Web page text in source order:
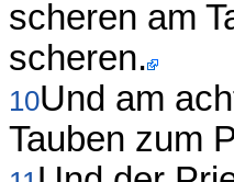
scheren am
scheren.
10Und am
Tauben zum